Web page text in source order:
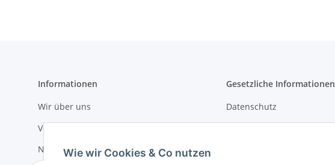
Informationen
Wir über uns
Versandinformationen
Newsletter
Gesetzliche Informationen
Datenschutz
Wie wir Cookies & Co nutzen